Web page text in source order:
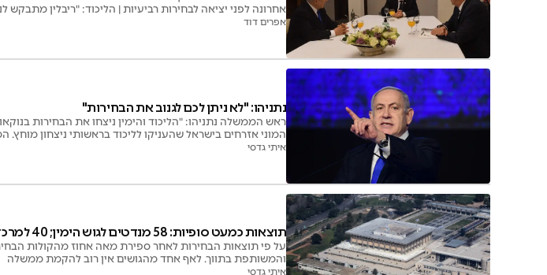
אחרונה לפני יציאה לבחירות רביעיות | הליכוד: "ריבלין
אפרים דוד
נתניהו: "לא ניתן לכם לגנוב את הבחירות"
ראש הממשלה נתניהו: "הליכוד והימין ניצחו את הבחירות
המוני אזרחים בישראל שהעניקו לליכוד בראשותי ניצחון
את המנדט"
איתי גדסי
תוצאות כמעט סופיות: 58 מנדטים לגוש הימין; 40 למרכז-שמאל
והמשותפת בתווך. לאף אחד מהגושים אין רוב להקמת ממשלה
איתי גדסי